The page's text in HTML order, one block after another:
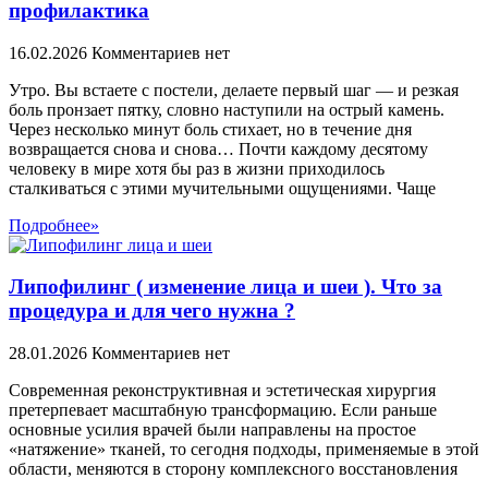
профилактика
16.02.2026 Комментариев нет
Утро. Вы встаете с постели, делаете первый шаг — и резкая
боль пронзает пятку, словно наступили на острый камень.
Через несколько минут боль стихает, но в течение дня
возвращается снова и снова… Почти каждому десятому
человеку в мире хотя бы раз в жизни приходилось
сталкиваться с этими мучительными ощущениями. Чаще
Подробнее»
Липофилинг ( изменение лица и шеи ). Что за
процедура и для чего нужна ?
28.01.2026 Комментариев нет
Современная реконструктивная и эстетическая хирургия
претерпевает масштабную трансформацию. Если раньше
основные усилия врачей были направлены на простое
«натяжение» тканей, то сегодня подходы, применяемые в этой
области, меняются в сторону комплексного восстановления